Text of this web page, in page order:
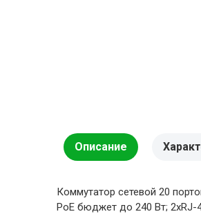
Описание
Коммутатор сетевой 20
PoE бюджет до 240 Вт; 2хRJ-